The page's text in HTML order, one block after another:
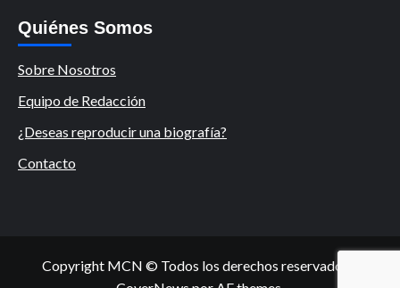
Quiénes Somos
Sobre Nosotros
Equipo de Redacción
¿Deseas reproducir una biografía?
Contacto
Copyright MCN © Todos los derechos reservados.